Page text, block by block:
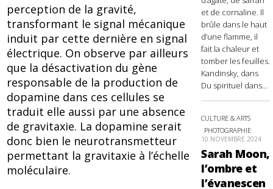
perception de la gravité,
transformant le signal mécanique
induit par cette dernière en signal
électrique. On observe par ailleurs
que la désactivation du gène
responsable de la production de
dopamine dans ces cellules se
traduit elle aussi par une absence
de gravitaxie. La dopamine serait
donc bien le neurotransmetteur
permettant la gravitaxie à l’échelle
moléculaire.
et de cornaline. Il
brûle dans le haut
d’une flamme, il
fait la chaleur et
tomber les feuilles.
Kandinsky, dans
Du spirituel dans...
CULTURE & ARTS
PHOTOGRAPHIE
10 NOVEMBRE 2024
Sarah Moon,
l’ombre et
l’évanescen